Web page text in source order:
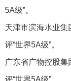
5A级”。
天津市滨海水业
评“世界5A级”。
广东省广物控股
评“世界5A级”。